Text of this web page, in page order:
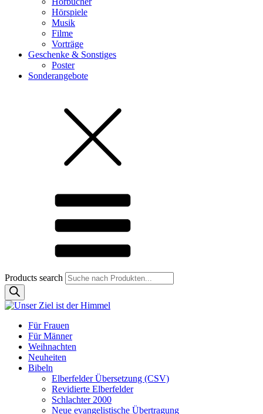
Hörspiele
Musik
Filme
Vorträge
Geschenke & Sonstiges
Poster
Sonderangebote
Products search
Für Frauen
Für Männer
Weihnachten
Neuheiten
Bibeln
Elberfelder Übersetzung (CSV)
Revidierte Elberfelder
Schlachter 2000
Neue evangelistische Übertragung